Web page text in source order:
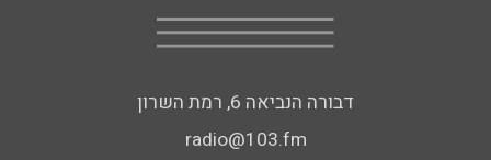
דבורה הנביאה 6, רמת השרון
radio@103.fm